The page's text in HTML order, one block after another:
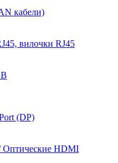
кабели)
вилочки RJ45
(DP)
HDMI